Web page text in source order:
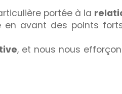
portée à la
avant des points
, et nous nous